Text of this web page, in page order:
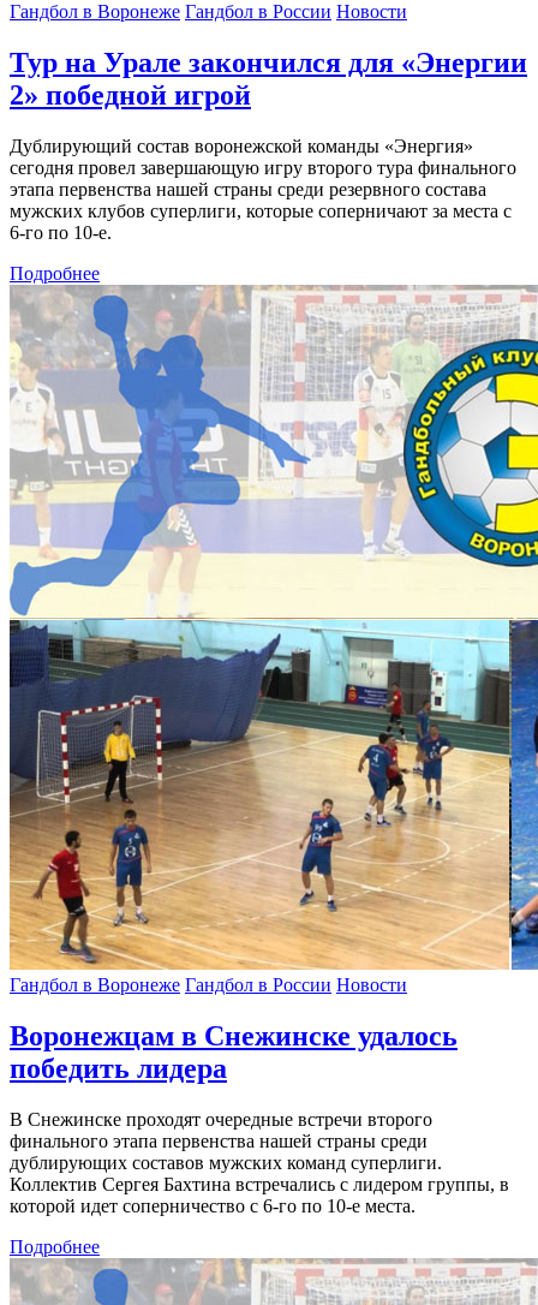
Гандбол в Воронеже Гандбол в России Новости
Тур на Урале закончился для «Энергии
2» победной игрой
Дублирующий состав воронежской команды «Энергия»
сегодня провел завершающую игру второго тура финального
этапа первенства нашей страны среди резервного состава
мужских клубов суперлиги, которые соперничают за места с
6-го по 10-е.
Подробнее
Гандбол в Воронеже Гандбол в России Новости
Воронежцам в Снежинске удалось
победить лидера
В Снежинске проходят очередные встречи второго
финального этапа первенства нашей страны среди
дублирующих составов мужских команд суперлиги.
Коллектив Сергея Бахтина встречались с лидером группы, в
которой идет соперничество с 6-го по 10-е места.
Подробнее